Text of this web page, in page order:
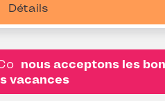
Détails
nous acceptons les
vacances